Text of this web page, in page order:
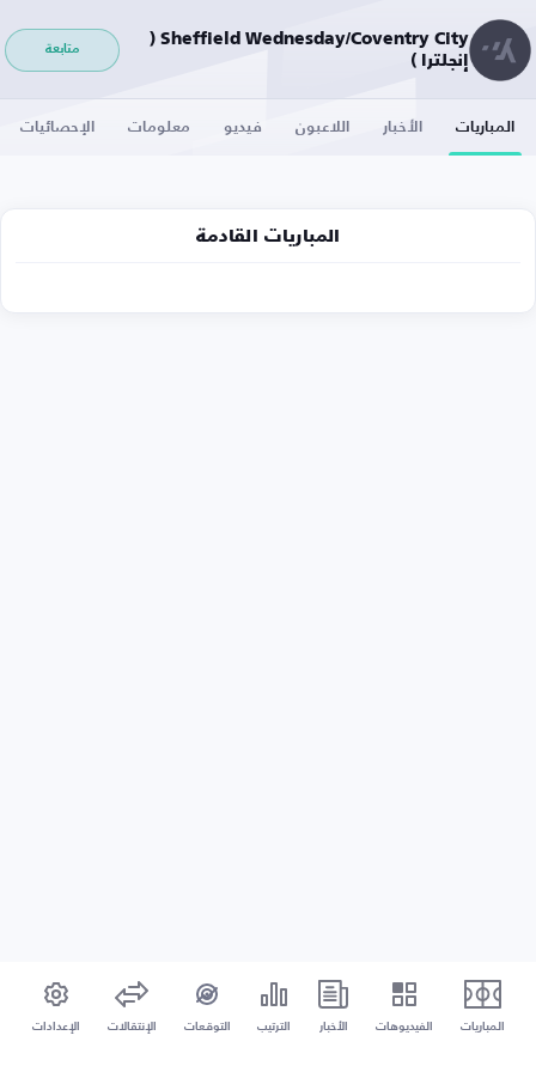
Sheffield Wednesday/Coventry City (
إنجلترا )
متابعة
المباريات الأخبار اللاعبون فيديو معلومات الإحصائيات
المباريات القادمة
المباريات الفيديوهات الأخبار الترتيب التوقعات الإنتقالات الإعدادات